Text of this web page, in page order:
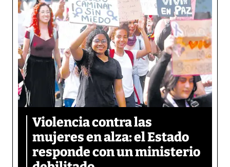
Violencia contra las
mujeres en alza: el Estado
responde con un ministerio